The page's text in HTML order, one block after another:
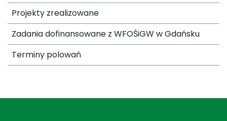
Projekty zrealizowane
Zadania dofinansowane z WFOŚiGW w Gdańsku
Terminy polowań